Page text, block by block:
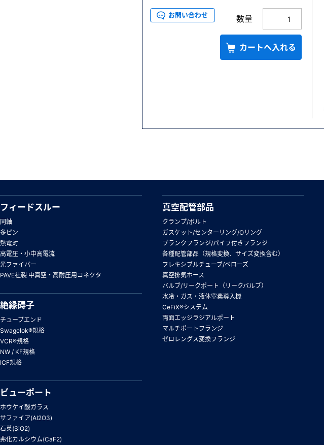
お問い合わせ 数量
カートへ入れる
フィードスルー
同軸
多ピン
熱電対
高電圧・小中高電流
光ファイバー
PAVE社製 中真空・高耐圧用コネクタ
絶縁碍子
チューブエンド
Swagelok®規格
VCR®規格
NW / KF規格
ICF規格
ビューポート
ホウケイ酸ガラス
サファイア(Al2O3)
石英(SiO2)
弗化カルシウム(CaF2)
真空配管部品
クランプ/ボルト
ガスケット/センターリング/Oリング
ブランクフランジ/パイプ付きフランジ
各種配管部品（規格変換、サイズ変換含む）
フレキシブルチューブ/ベローズ
真空排気ホース
バルブ/リークポート（リークバルブ）
水冷・ガス・液体窒素導入機
CeFiX®システム
両面エッジラジアルポート
マルチポートフランジ
ゼロレングス変換フランジ